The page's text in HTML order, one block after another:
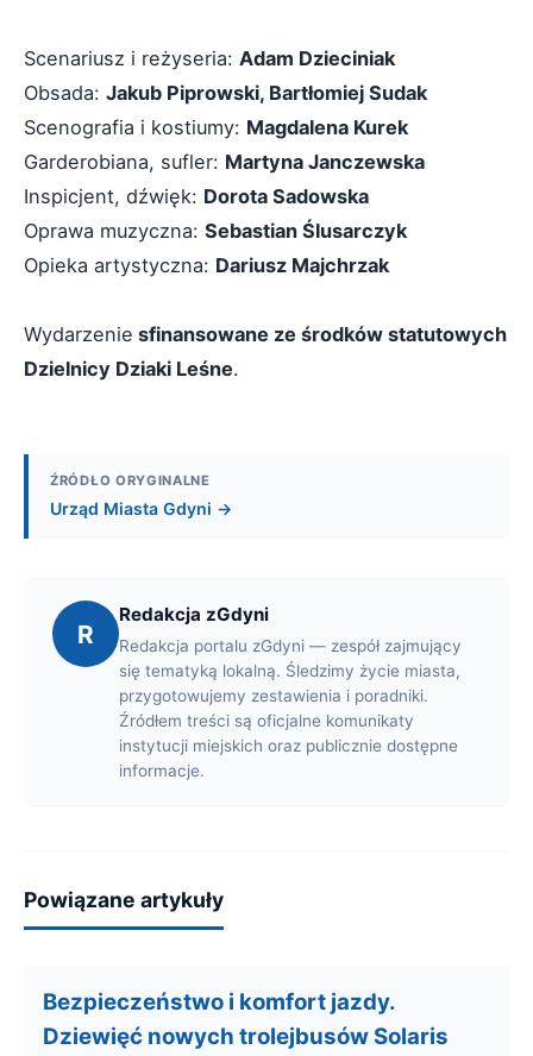
Scenariusz i reżyseria: Adam Dzieciniak
Obsada: Jakub Piprowski, Bartłomiej Sudak
Scenografia i kostiumy: Magdalena Kurek
Garderobiana, sufler: Martyna Janczewska
Inspicjent, dźwięk: Dorota Sadowska
Oprawa muzyczna: Sebastian Ślusarczyk
Opieka artystyczna: Dariusz Majchrzak
Wydarzenie sfinansowane ze środków statutowych
Dzielnicy Dziaki Leśne.
ŹRÓDŁO ORYGINALNE
Urząd Miasta Gdyni →
R
Redakcja zGdyni
Redakcja portalu zGdyni — zespół zajmujący
się tematyką lokalną. Śledzimy życie miasta,
przygotowujemy zestawienia i poradniki.
Źródłem treści są oficjalne komunikaty
instytucji miejskich oraz publicznie dostępne
informacje.
Powiązane artykuły
Bezpieczeństwo i komfort jazdy.
Dziewięć nowych trolejbusów Solaris